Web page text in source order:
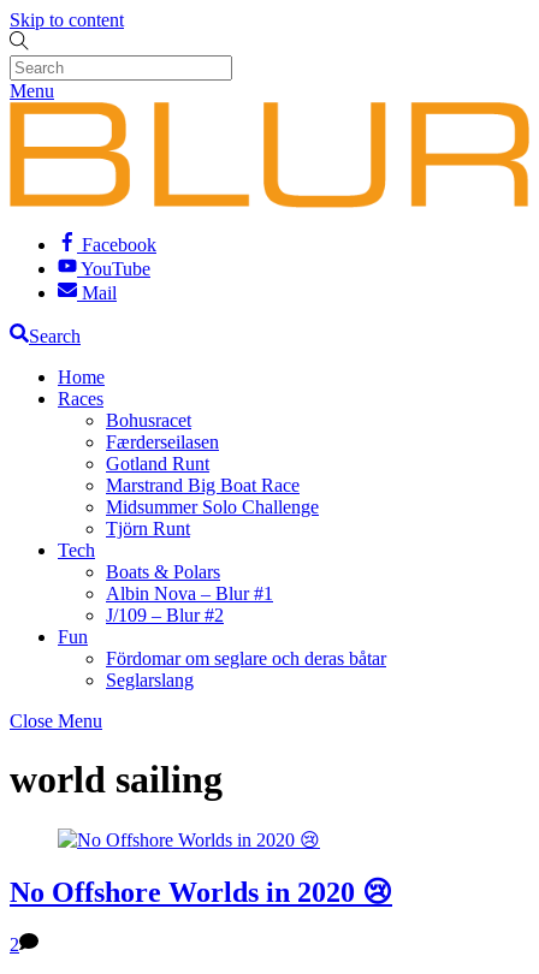
Skip to content
Menu
Facebook
YouTube
Mail
Search
Home
Races
Bohusracet
Færderseilasen
Gotland Runt
Marstrand Big Boat Race
Midsummer Solo Challenge
Tjörn Runt
Tech
Boats & Polars
Albin Nova – Blur #1
J/109 – Blur #2
Fun
Fördomar om seglare och deras båtar
Seglarslang
Close Menu
world sailing
No Offshore Worlds in 2020 😢
2